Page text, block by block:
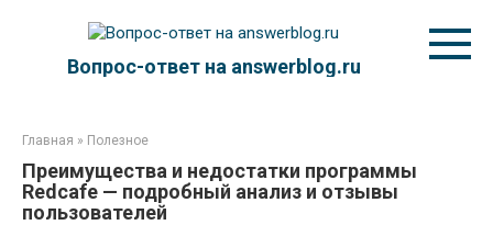
Вопрос-ответ на answerblog.ru
Главная » Полезное
Преимущества и недостатки программы
Redcafe — подробный анализ и отзывы
пользователей